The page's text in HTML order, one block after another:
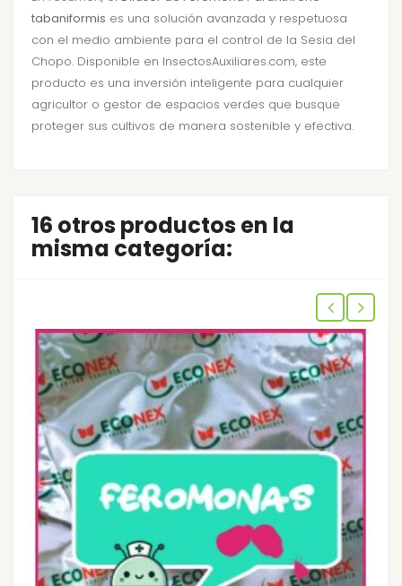
tabaniformis es una solución avanzada y respetuosa
con el medio ambiente para el control de la Sesia del
Chopo. Disponible en InsectosAuxiliares.com, este
producto es una inversión inteligente para cualquier
agricultor o gestor de espacios verdes que busque
proteger sus cultivos de manera sostenible y efectiva.
16 otros productos en la
misma categoría: